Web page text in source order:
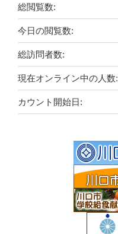
総閲覧数:
今日の閲覧数:
総訪問者数:
現在オンライン中の人数:
カウント開始日: